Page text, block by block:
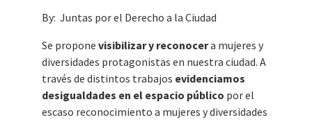
By: Juntas por el Derecho a la Ciudad
Se propone visibilizar y reconocera mujeres y
diversidades protagonistas en nuestra ciudad. A
través de distintos trabajos evidenciamos
desigualdades en el espacio público por el
escaso reconocimiento a mujeres y diversidades